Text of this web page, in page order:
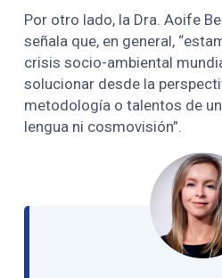
Por otro lado, la Dra. Aoife
señala que, en general,
crisis socio-ambiental
solucionar desde la
metodología o talentos de
lengua ni cosmovisión”.